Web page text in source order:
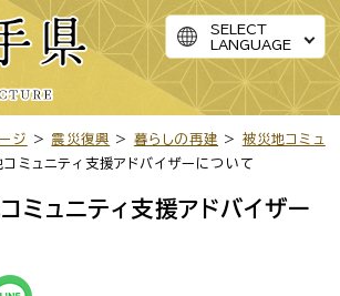
SELECT
LANGUAGE
ジ > 震災復興 > 暮らしの再建 > 被災地コミュ
ミュニティ支援アドバイザーについて
ミュニティ支援アドバイザー